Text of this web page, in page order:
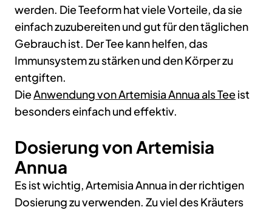
werden. Die Teeform hat viele Vorteile, da sie
einfach zuzubereiten und gut für den täglichen
Gebrauch ist. Der Tee kann helfen, das
Immunsystem zu stärken und den Körper zu
entgiften.
DieAnwendung von Artemisia Annua als Teeist
besonders einfach und effektiv.
Dosierung von Artemisia
Annua
Es ist wichtig, Artemisia Annua in der richtigen
Dosierung zu verwenden. Zu viel des Kräuters